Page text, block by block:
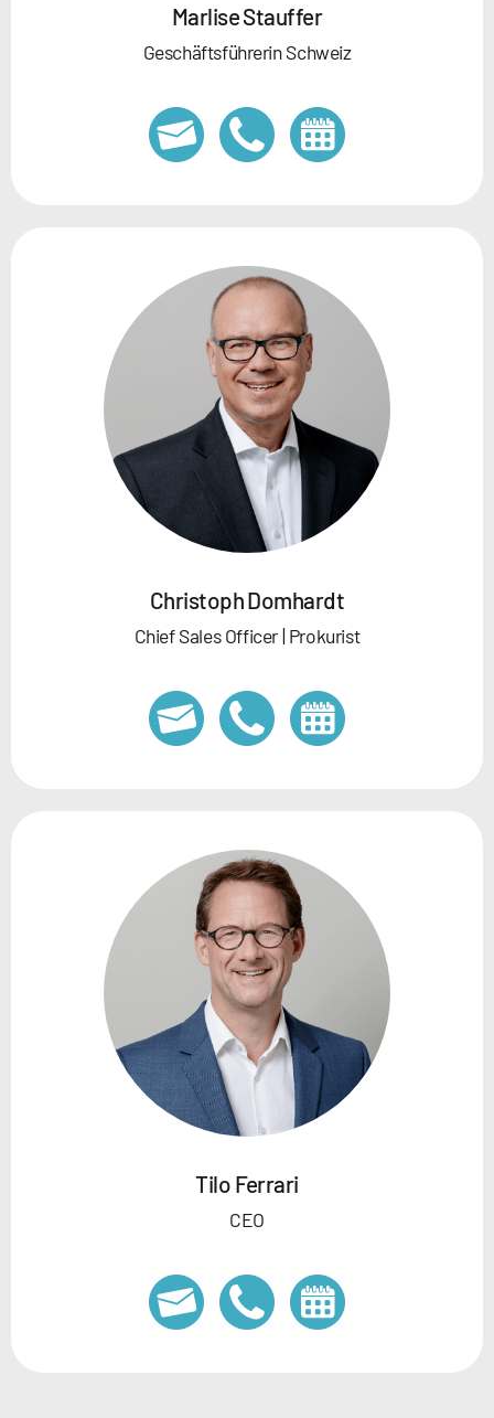
Marlise Stauffer
Geschäftsführerin Schweiz
Christoph Domhardt
Chief Sales Officer | Prokurist
Tilo Ferrari
CEO